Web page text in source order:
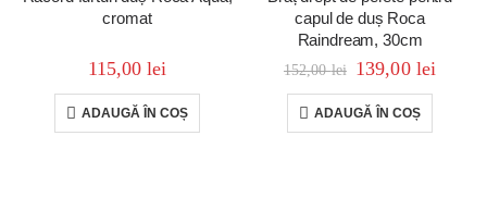
cromat
115,00lei
ADAUGĂ ÎN COȘ
capul de duș Roca
Raindream, 30cm
152,00lei 139,00 lei
ADAUGĂ ÎN COȘ